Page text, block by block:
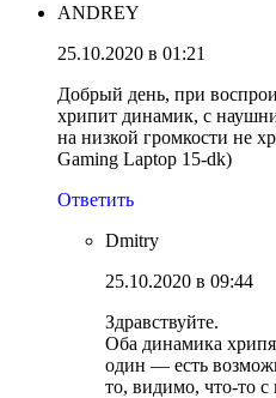
ANDREY
25.10.2020 в 01:21
Добрый день, при
хрипит динамик, с
на низкой громкости не
Gaming Laptop 15-dk)
Ответить
Dmitry
25.10.2020 в 09:44
Здравствуйте.
Оба динамика
один — есть
то, видимо, что-то с